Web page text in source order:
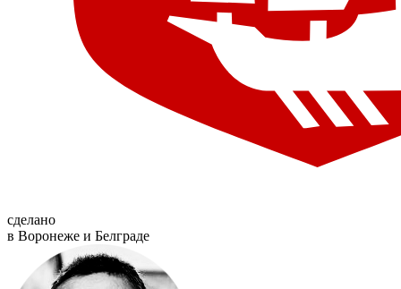
сделано
в Воронеже и Белграде